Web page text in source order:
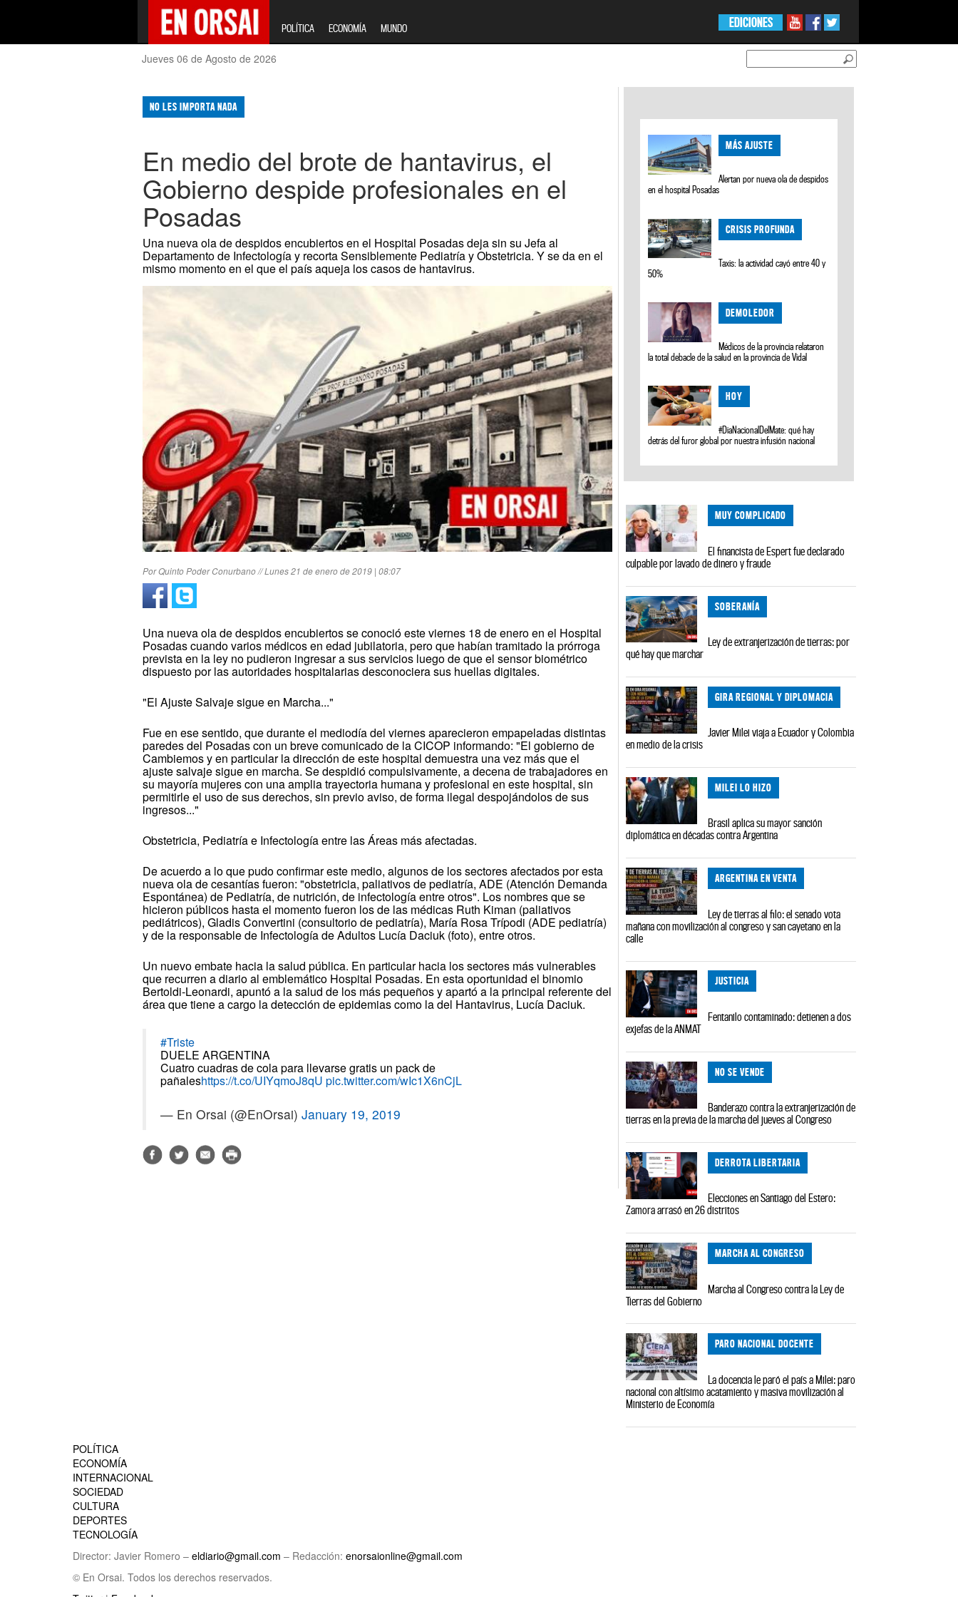
POLÍTICA ECONOMÍA MUNDO EDICIONES
Jueves 06 de Agosto de 2026
NO LES IMPORTA NADA
En medio del brote de hantavirus, el
Gobierno despide profesionales en el
Posadas
Una nueva ola de despidos encubiertos en el Hospital Posadas deja sin su Jefa al
Departamento de Infectología y recorta Sensiblemente Pediatría y Obstetricia. Y se da en el
mismo momento en el que el país aqueja los casos de hantavirus.
Por Quinto Poder Conurbano // Lunes 21 de enero de 2019 | 08:07
Una nueva ola de despidos encubiertos se conoció este viernes 18 de enero en el Hospital
Posadas cuando varios médicos en edad jubilatoria, pero que habían tramitado la prórroga
prevista en la ley no pudieron ingresar a sus servicios luego de que el sensor biométrico
dispuesto por las autoridades hospitalarias desconociera sus huellas digitales.
"El Ajuste Salvaje sigue en Marcha..."
Fue en ese sentido, que durante el mediodía del viernes aparecieron empapeladas distintas
paredes del Posadas con un breve comunicado de la CICOP informando: "El gobierno de
Cambiemos y en particular la dirección de este hospital demuestra una vez más que el
ajuste salvaje sigue en marcha. Se despidió compulsivamente, a decena de trabajadores en
su mayoría mujeres con una amplia trayectoria humana y profesional en este hospital, sin
permitirle el uso de sus derechos, sin previo aviso, de forma ilegal despojándolos de sus
ingresos..."
Obstetricia, Pediatría e Infectología entre las Áreas más afectadas.
De acuerdo a lo que pudo confirmar este medio, algunos de los sectores afectados por esta
nueva ola de cesantías fueron: "obstetricia, paliativos de pediatría, ADE (Atención Demanda
Espontánea) de Pediatría, de nutrición, de infectología entre otros". Los nombres que se
hicieron públicos hasta el momento fueron los de las médicas Ruth Kiman (paliativos
pediátricos), Gladis Convertini (consultorio de pediatría), María Rosa Trípodi (ADE pediatría)
y de la responsable de Infectología de Adultos Lucía Daciuk (foto), entre otros.
Un nuevo embate hacia la salud pública. En particular hacia los sectores más vulnerables
que recurren a diario al emblemático Hospital Posadas. En esta oportunidad el binomio
Bertoldi-Leonardi, apuntó a la salud de los más pequeños y apartó a la principal referente del
área que tiene a cargo la detección de epidemias como la del Hantavirus, Lucía Daciuk.
#Triste
DUELE ARGENTINA
Cuatro cuadras de cola para llevarse gratis un pack de
pañaleshttps://t.co/UIYqmoJ8qU pic.twitter.com/wIc1X6nCjL
— En Orsai (@EnOrsai)January 19, 2019
MÁS AJUSTE
Alertan por nueva ola de despidos
en el hospital Posadas
CRISIS PROFUNDA
Taxis: la actividad cayó entre 40 y
50%
DEMOLEDOR
Médicos de la provincia relataron
la total debacle de la salud en la provincia de Vidal
HOY
#DiaNacionalDelMate: qué hay
detrás del furor global por nuestra infusión nacional
MUY COMPLICADO
El financista de Espert fue declarado
culpable por lavado de dinero y fraude
SOBERANÍA
Ley de extranjerización de tierras: por
qué hay que marchar
GIRA REGIONAL Y DIPLOMACIA
Javier Milei viaja a Ecuador y Colombia
en medio de la crisis
MILEI LO HIZO
Brasil aplica su mayor sanción
diplomática en décadas contra Argentina
ARGENTINA EN VENTA
Ley de tierras al filo: el senado vota
mañana con movilización al congreso y san cayetano en la
calle
JUSTICIA
Fentanilo contaminado: detienen a dos
exjefas de la ANMAT
NO SE VENDE
Banderazo contra la extranjerización de
tierras en la previa de la marcha del jueves al Congreso
DERROTA LIBERTARIA
Elecciones en Santiago del Estero:
Zamora arrasó en 26 distritos
MARCHA AL CONGRESO
Marcha al Congreso contra la Ley de
Tierras del Gobierno
PARO NACIONAL DOCENTE
La docencia le paró el país a Milei: paro
nacional con altísimo acatamiento y masiva movilización al
Ministerio de Economía
POLÍTICA
ECONOMÍA
INTERNACIONAL
SOCIEDAD
CULTURA
DEPORTES
TECNOLOGÍA
Director: Javier Romero – eldiario@gmail.com – Redacción: enorsaionline@gmail.com
© En Orsai. Todos los derechos reservados.